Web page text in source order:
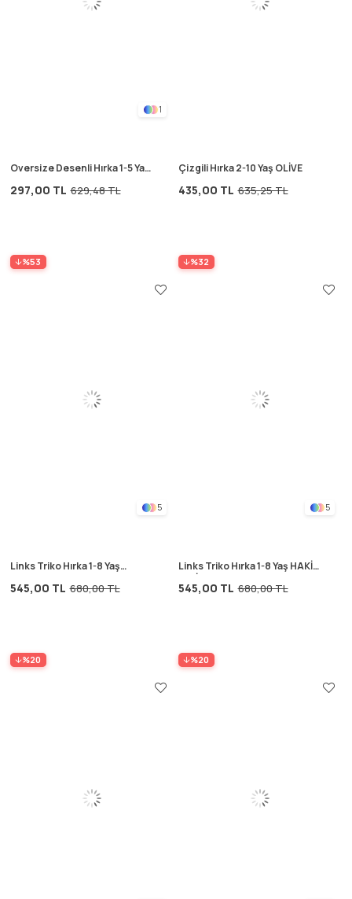
1
Oversize Desenli Hırka 1-5 Yaş
297,00 TL 629,48 TL
%53
Çizgili Hırka 2-10 Yaş OLİVE
435,00 TL 635,25 TL
%32
5
Links Triko Hırka 1-8 Yaş
545,00 TL 680,00 TL
%20
5
Links Triko Hırka 1-8 Yaş HAKİ
YEŞİL
545,00 TL 680,00 TL
%20